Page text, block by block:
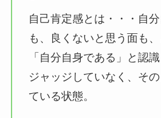
自己肯定感とは・・・自
も、良くないと思う面も
「自分自身である」と認
ジャッジしていなく、そ
ている状態。